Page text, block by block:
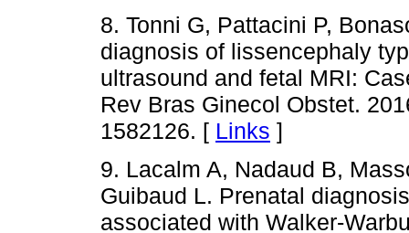
8. Tonni G, Pattacini P,
diagnosis of lissencephaly
ultrasound and fetal MRI:
Rev Bras Ginecol Obstet.
1582126. [ Links ]
9. Lacalm A, Nadaud B,
Guibaud L. Prenatal
associated with Walker-